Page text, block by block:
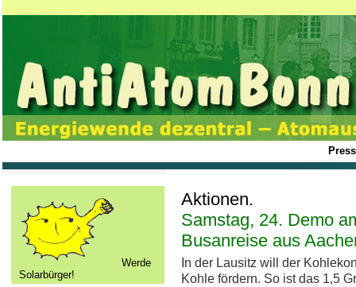
Werde
Solarbürger!
Aktionen.
Samstag, 24. Demo
Busanreise aus
In der Lausitz will der
Kohle fördern. So ist das 1,5